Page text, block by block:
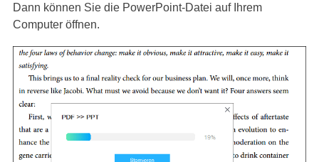
Dann können Sie die PowerPoint-Datei auf Ihrem
Computer öffnen.